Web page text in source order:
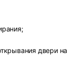
двери на